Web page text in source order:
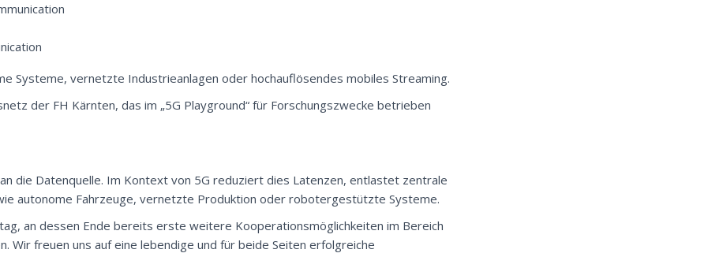
Systeme, vernetzte Industrieanlagen oder hochauflösendes mobiles Streaming.
der FH Kärnten, das im „5G Playground“ für Forschungszwecke betrieben
die Datenquelle. Im Kontext von 5G reduziert dies Latenzen, entlastet zentrale
autonome Fahrzeuge, vernetzte Produktion oder robotergestützte Systeme.
an dessen Ende bereits erste weitere Kooperationsmöglichkeiten im Bereich
Wir freuen uns auf eine lebendige und für beide Seiten erfolgreiche